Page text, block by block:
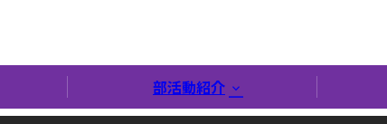
部活動紹介